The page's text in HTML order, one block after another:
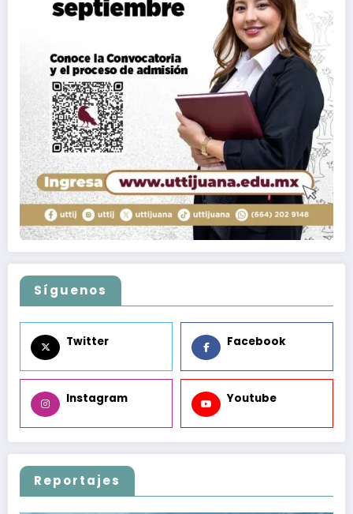
Síguenos
Twitter Facebook
Instagram Youtube
Reportajes